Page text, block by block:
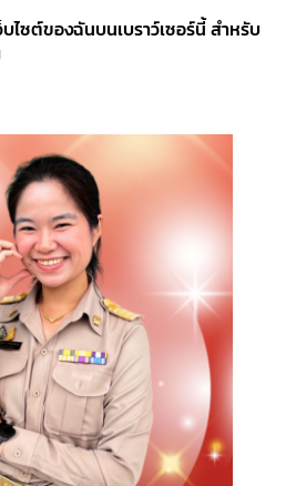
ไซต์ของฉันบนเบราว์เซอร์นี้ สำหรับ